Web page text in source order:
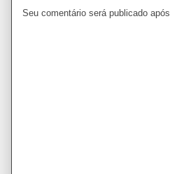
Seu comentário será publicado